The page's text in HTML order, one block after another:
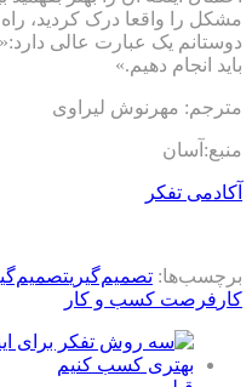
مشکل را واقعا درک کردید،
دوستانم یک عبارت عالی
باید انجام دهیم.»
مترجم: مهرنوش لیراوی
منبع:آسان
آکادمی تفکر
برچسب‌ها: تصمیم‌گیری
کار فرصت کسب و کار